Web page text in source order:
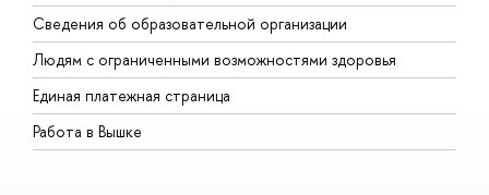
Сведения об образовательной организации
Людям с ограниченными возможностями здоровья
Единая платежная страница
Работа в Вышке